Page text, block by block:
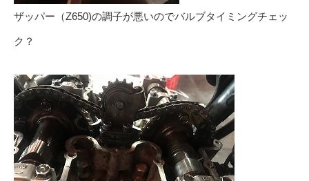
ザッパー（Z650)の調子が悪いのでバルブタイミングチェッ
ク？